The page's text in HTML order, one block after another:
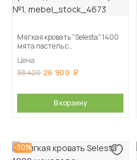
Мягкая кровать "Selesta" 1400
мята пастель с
Цена
38 420 26 900
В корзину
-30%